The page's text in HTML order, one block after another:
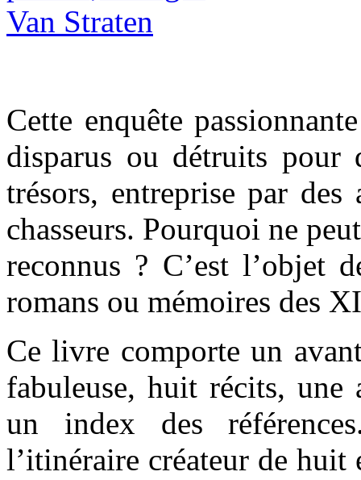
Cette enquête
disparus ou détruits pour
trésors, entreprise par
chasseurs. Pourquoi ne
reconnus ? C’est l’objet
romans ou mémoires des
Ce livre comporte un
fabuleuse, huit récits, une
un index des
l’itinéraire créateur de